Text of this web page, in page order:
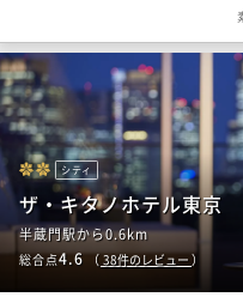
シティ
ザ・キタノホテル東京
半蔵門駅から0.6km
総合点4.6 （ 38件のレビュー）